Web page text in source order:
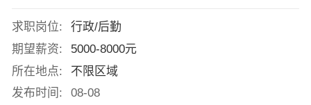
求职岗位:
行政/后勤
期望薪资:
5000-8000元
所在地点:
不限区域
发布时间:
08-08